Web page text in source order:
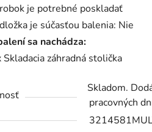
je potrebné poskladať
je súčasťou balenia: Nie
sa nachádza:
Skladacia záhradná stolička
Skladom.
pracovných